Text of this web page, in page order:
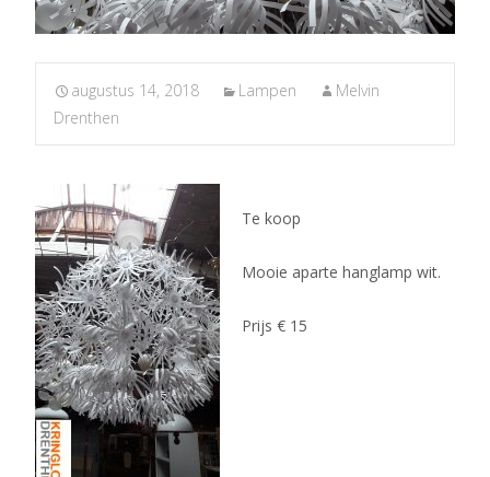
augustus 14, 2018 Lampen
Melvin
Drenthen
Te koop
Mooie aparte hanglamp wit.
Prijs € 15